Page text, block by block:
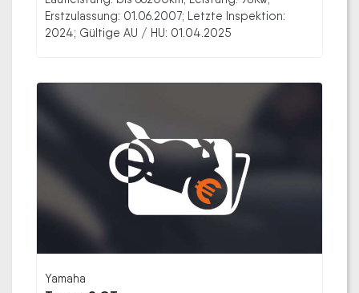
Erstzulassung: 01.06.2007; Letzte Inspektion:
2024; Gültige AU / HU: 01.04.2025
Yamaha